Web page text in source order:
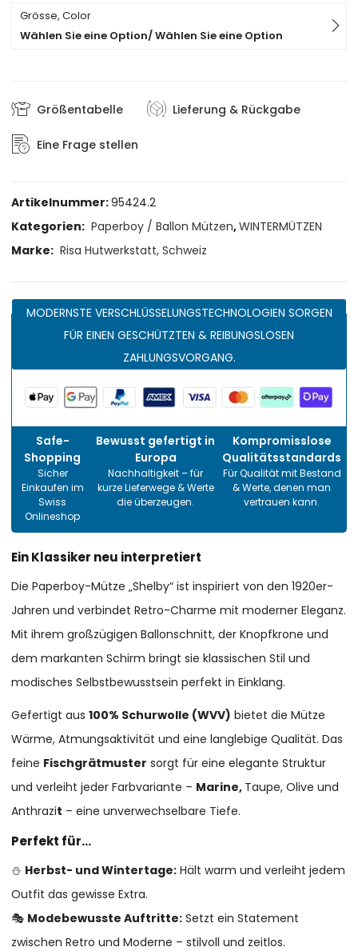
Grösse, Color
Wählen Sie eine Option/ Wählen Sie eine Option
Größentabelle Lieferung & Rückgabe
Eine Frage stellen
Artikelnummer:95424.2
Kategorien: Paperboy / Ballon Mützen,WINTERMÜTZEN
Marke: Risa Hutwerkstatt, Schweiz
MODERNSTE VERSCHLÜSSELUNGSTECHNOLOGIEN SORGEN
FÜR EINEN GESCHÜTZTEN & REIBUNGSLOSEN
ZAHLUNGSVORGANG.
Safe-
Shopping
Sicher
Einkaufen im
Swiss
Onlineshop
Bewusst gefertigt in
Europa
Nachhaltigkeit – für
kurze Lieferwege & Werte
die überzeugen.
Kompromisslose
Qualitätsstandards
Für Qualität mit Bestand
& Werte, denen man
vertrauen kann.
Ein Klassiker neu interpretiert
Die Paperboy-Mütze „Shelby“ ist inspiriert von den 1920er-
Jahren und verbindet Retro-Charme mit moderner Eleganz.
Mit ihrem großzügigen Ballonschnitt, der Knopfkrone und
dem markanten Schirm bringt sie klassischen Stil und
modisches Selbstbewusstsein perfekt in Einklang.
Gefertigt aus100% Schurwolle (WVV) bietet die Mütze
Wärme, Atmungsaktivität und eine langlebige Qualität. Das
feine Fischgrätmuster sorgt für eine elegante Struktur
und verleiht jeder Farbvariante – Marine, Taupe, Olive und
Anthrazit – eine unverwechselbare Tiefe.
Perfekt für…
⛄ Herbst- und Wintertage: Hält warm und verleiht jedem
Outfit das gewisse Extra.
🎭 Modebewusste Auftritte: Setzt ein Statement
zwischen Retro und Moderne – stilvoll und zeitlos.